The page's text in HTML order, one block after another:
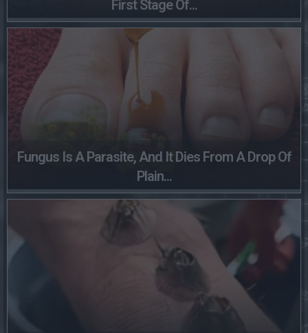
First Stage Of...
Fungus Is A Parasite, And It Dies From A Drop Of
Plain...